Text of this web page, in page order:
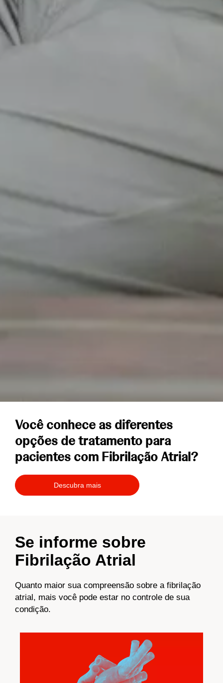
Você conhece as diferentes
opções de tratamento para
pacientes com Fibrilação Atrial?​
Descubra mais
Se informe sobre
Fibrilação Atrial
Quanto maior sua compreensão sobre a fibrilação
atrial, mais você pode estar no controle de sua
condição.